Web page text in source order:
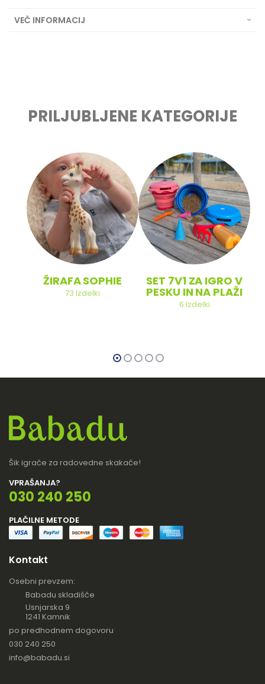
VEČ INFORMACIJ
PRILJUBLJENE KATEGORIJE
ŽIRAFA SOPHIE
73 Izdelki
SET 7V1 ZA IGRO V
PESKU IN NA PLAŽI
6 Izdelki
Šik igrače za radovedne skakače!
VPRAŠANJA?
030 240 250
PLAČILNE METODE
Kontakt
Osebni prevzem:
Babadu skladišče
Usnjarska 9
1241 Kamnik
po predhodnem dogovoru
030 240 250
info@babadu.si